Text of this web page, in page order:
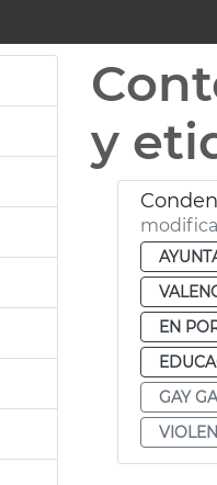
y
EN
GAY